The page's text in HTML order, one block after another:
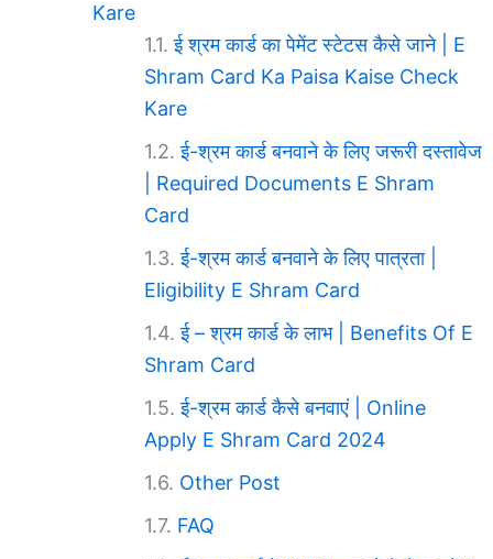
Kare
ई श्रम कार्ड का पेमेंट स्टेटस कैसे जाने | E
Shram Card Ka Paisa Kaise Check
Kare
ई-श्रम कार्ड बनवाने के लिए जरूरी दस्तावेज
| Required Documents E Shram
Card
ई-श्रम कार्ड बनवाने के लिए पात्रता |
Eligibility E Shram Card
ई – श्रम कार्ड के लाभ | Benefits Of E
Shram Card
ई-श्रम कार्ड कैसे बनवाएं | Online
Apply E Shram Card 2024
Other Post
FAQ